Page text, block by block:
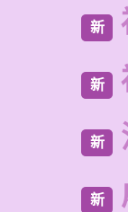
新
新
新
新